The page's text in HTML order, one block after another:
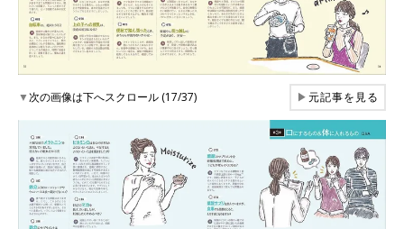
▼次の画像は下へスクロール (17/37) ▶元記事を見る